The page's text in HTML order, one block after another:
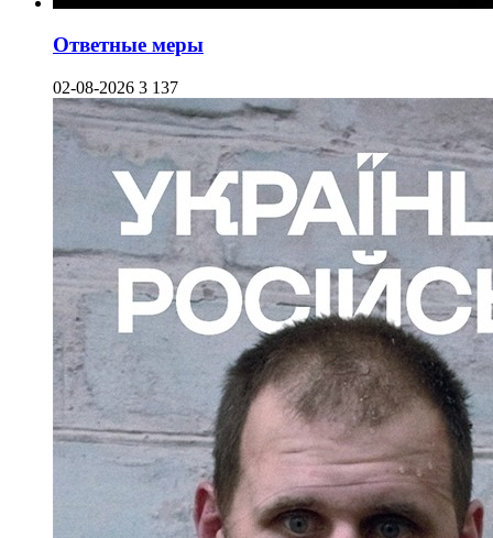
Ответные меры
02-08-2026 3 137